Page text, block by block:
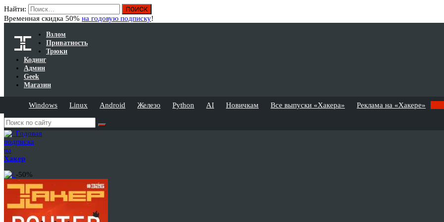
Найти:
Временная скидка 50% на годовую подписку!
Взлом
Приватность
Трюки
Кодинг
Админ
Geek
Магазин
Windows Linux Android Железо Python AI Новичкам Все выпуски «Хакера» Реклама на «Хакере»
Годовая
подписка
на
Хакер
-50%